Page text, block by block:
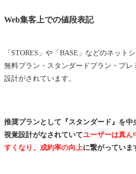
Web集客上での値段表記
「STORES」や「BASE」などのネット
無料プラン・スタンダードプラン・プ
設計がされています。
推奨プランとして『スタンダード』を
視覚設計がなされていてユーザーは真ん
すくなり、成約率の向上に繋がっていま